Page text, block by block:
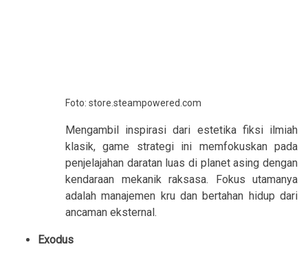
Foto: store.steampowered.com
Mengambil inspirasi dari estetika fiksi ilmiah
klasik, game strategi ini memfokuskan pada
penjelajahan daratan luas di planet asing dengan
kendaraan mekanik raksasa. Fokus utamanya
adalah manajemen kru dan bertahan hidup dari
ancaman eksternal.
Exodus